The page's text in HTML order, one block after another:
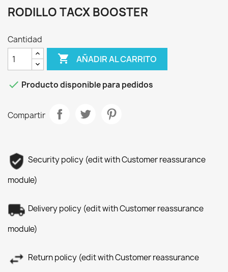
RODILLO TACX BOOSTER
Cantidad
 AÑADIR AL CARRITO
 Producto disponible para pedidos
Compartir
Security policy (edit with Customer reassurance
module)
Delivery policy (edit with Customer reassurance
module)
Return policy (edit with Customer reassurance